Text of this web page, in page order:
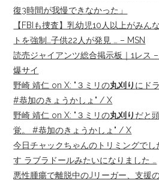
復3時間が我慢できなかった」
【FBIも捜査】乳幼児10人以上がみんな
トを強制…子供22人が発見 … – MSN
読売ジャイアンツ総合掲示板｜1レス
爆サイ
野崎 靖仁 on X: "３ミリの丸刈り にド
#恭加のきょうかしょ" / X
野崎 靖仁 on X: "３ミリの丸刈り だと
覚。 #恭加のきょうかしょ" / X
今日チャックちゃんのトリミングでし
す ラブラドールみたいになりました …
悪性腫瘍で離脱中のJリーガー、支援